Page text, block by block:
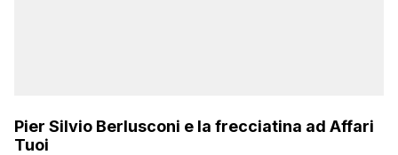
Pier Silvio Berlusconi e la frecciatina ad Affari
Tuoi